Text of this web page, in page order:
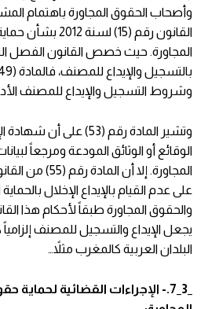
وأصحاب الحقوق المجاورة باهتمام
القانون رقم (15)
المجاورة. حيث خصص القانون الفصل
وشروط التسجيل والإيداع للمصنف
وتشير المادة رقم (53)
الوقائع أو الوثائق المودعة ومرجعاً
المجاورة. إلا أن
على عدم القيام بالإيداع الإخلال
والحقوق المجاورة طبقاً لأحكام هذا
يجعل الإيداع والتسجيل للمصنف
البلدان العربية كالمغرب مثلاً…
_3_7.- الإجراءات القضائية